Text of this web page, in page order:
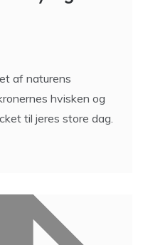
af naturens
hvisken og
til jeres store dag.